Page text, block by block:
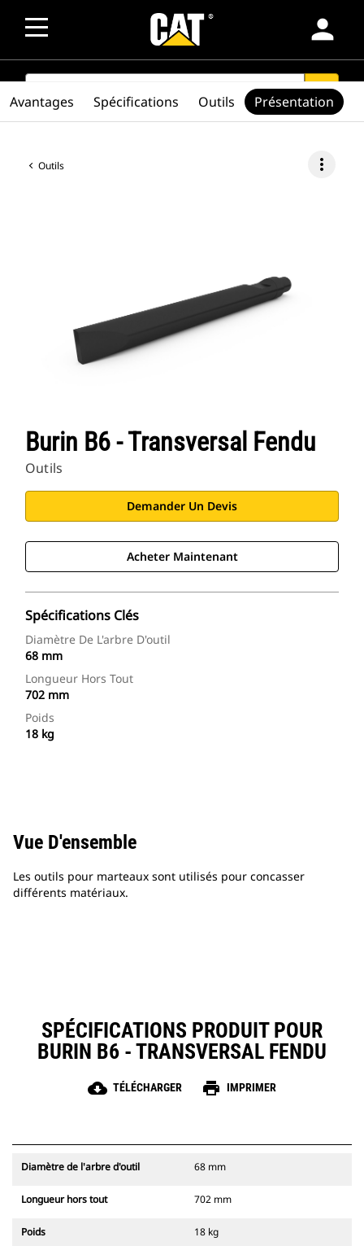
person
SEARCH search
Outils more_vert
Burin B6 - Transversal Fendu
Outils
Demander Un Devis
Acheter Maintenant
Spécifications Clés
Diamètre De L'arbre D'outil
68 mm
Longueur Hors Tout
702 mm
Poids
18 kg
Avantages Spécifications Outils Présentation
Vue D'ensemble
Les outils pour marteaux sont utilisés pour concasser
différents matériaux.
SPÉCIFICATIONS PRODUIT POUR
BURIN B6 - TRANSVERSAL FENDU
cloud_download TÉLÉCHARGER print IMPRIMER
Diamètre de l'arbre d'outil 68 mm
Longueur hors tout 702 mm
Poids 18 kg